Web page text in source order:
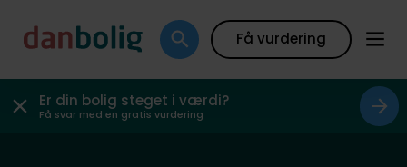
Få vurdering
Er din bolig steget i værdi?
Få svar med en gratis vurdering